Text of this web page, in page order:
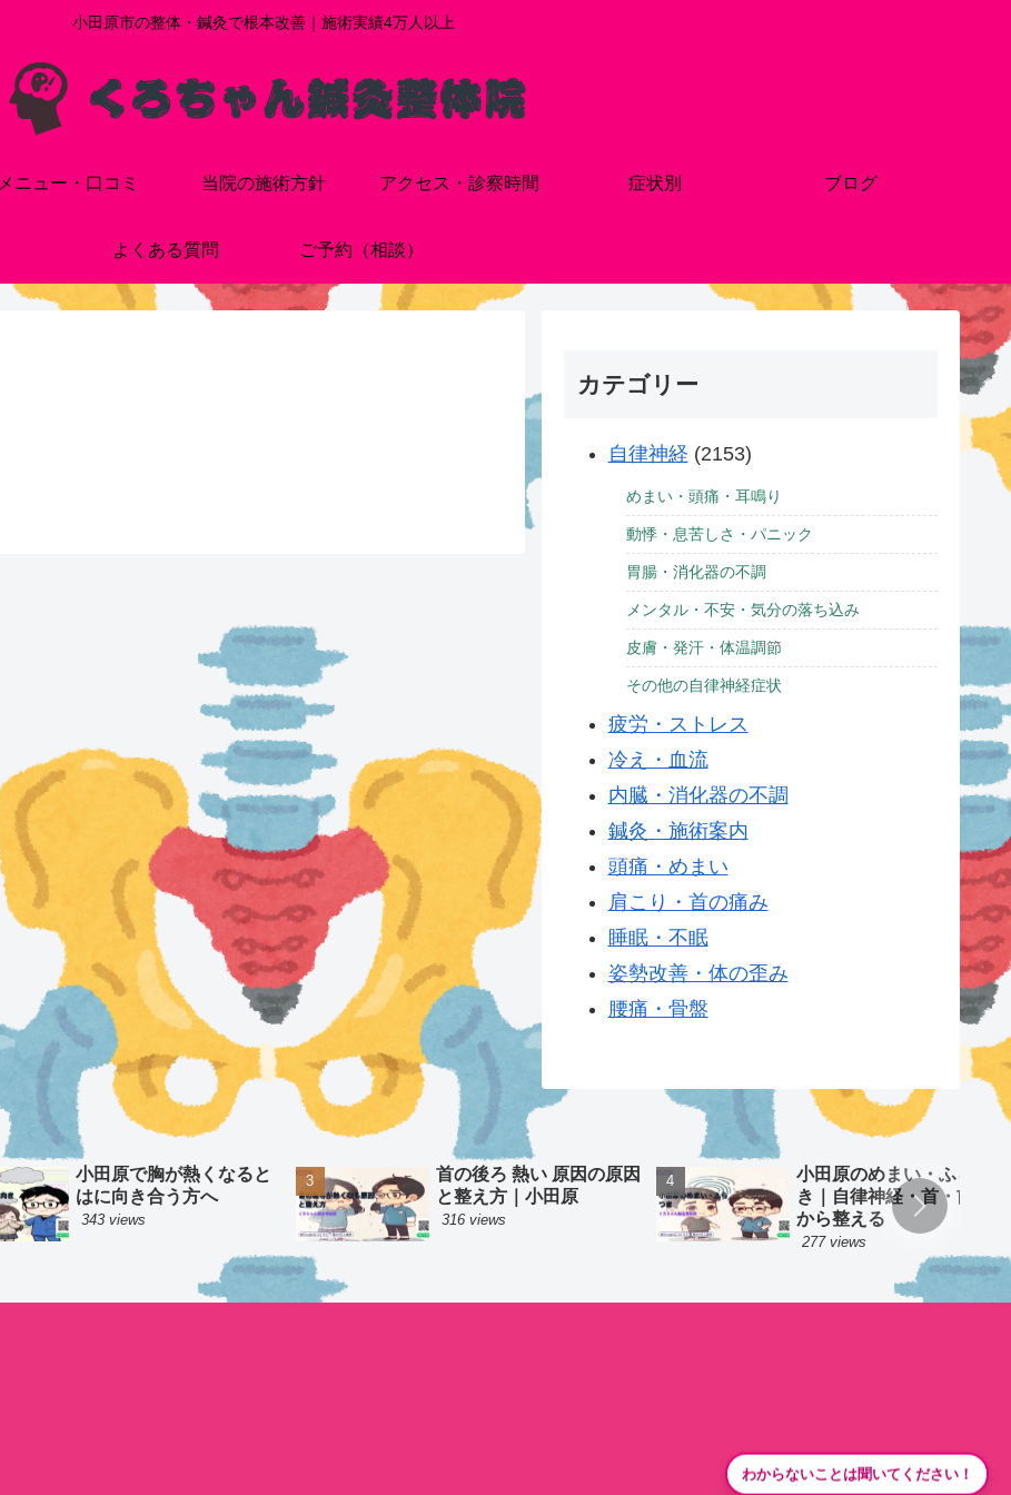
小田原市の整体・鍼灸で根本改善｜施術実績4万人以上
メニュー・口コミ 当院の施術方針 アクセス・診察時間 症状別 ブログ
よくある質問 ご予約（相談）
カテゴリー
自律神経 (2153)
めまい・頭痛・耳鳴り
動悸・息苦しさ・パニック
胃腸・消化器の不調
メンタル・不安・気分の落ち込み
皮膚・発汗・体温調節
その他の自律神経症状
疲労・ストレス
冷え・血流
内臓・消化器の不調
鍼灸・施術案内
頭痛・めまい
肩こり・首の痛み
睡眠・不眠
姿勢改善・体の歪み
腰痛・骨盤
小田原で胸が熱くなると
はに向き合う方へ
343 views
首の後ろ 熱い 原因の原因
と整え方｜小田原
316 views
小田原のめまい・ふらつ
き｜自律神経・首・前庭
から整える
277 views
わからないことは聞いてください！